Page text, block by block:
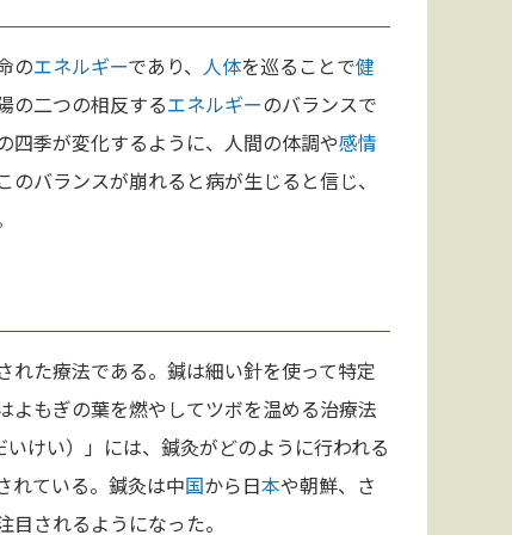
のエネルギーであり、 人体を巡ることで健
の二つの相反するエネルギーのバランスで
四季が変化するように、人間の体調や感情
のバランスが崩れると病が生じると信じ、
た療法である。鍼は細い針を使って特定
よもぎの葉を燃やしてツボを温める治療法
けい）」には、鍼灸がどのように行われる
れている。鍼灸は中国から日本や朝鮮、さ
目されるようになった。